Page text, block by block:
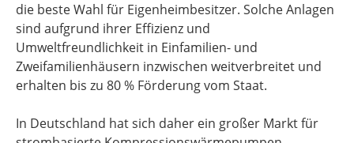
die beste Wahl für Eigenheimbesitzer. Solche Anlagen
sind aufgrund ihrer Effizienz und
Umweltfreundlichkeit in Einfamilien- und
Zweifamilienhäusern inzwischen weitverbreitet und
erhalten bis zu 80 % Förderung vom Staat.
In Deutschland hat sich daher ein großer Markt für